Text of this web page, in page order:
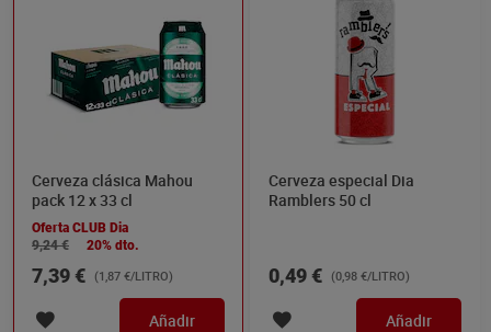
Cerveza clásica Mahou
pack 12 x 33 cl
Oferta CLUB Dia
9,24 €
20% dto.
7,39 € (1,87 €/LITRO)
Añadir
Cerveza especial Dia
Ramblers 50 cl
0,49 € (0,98 €/LITRO)
Añadir